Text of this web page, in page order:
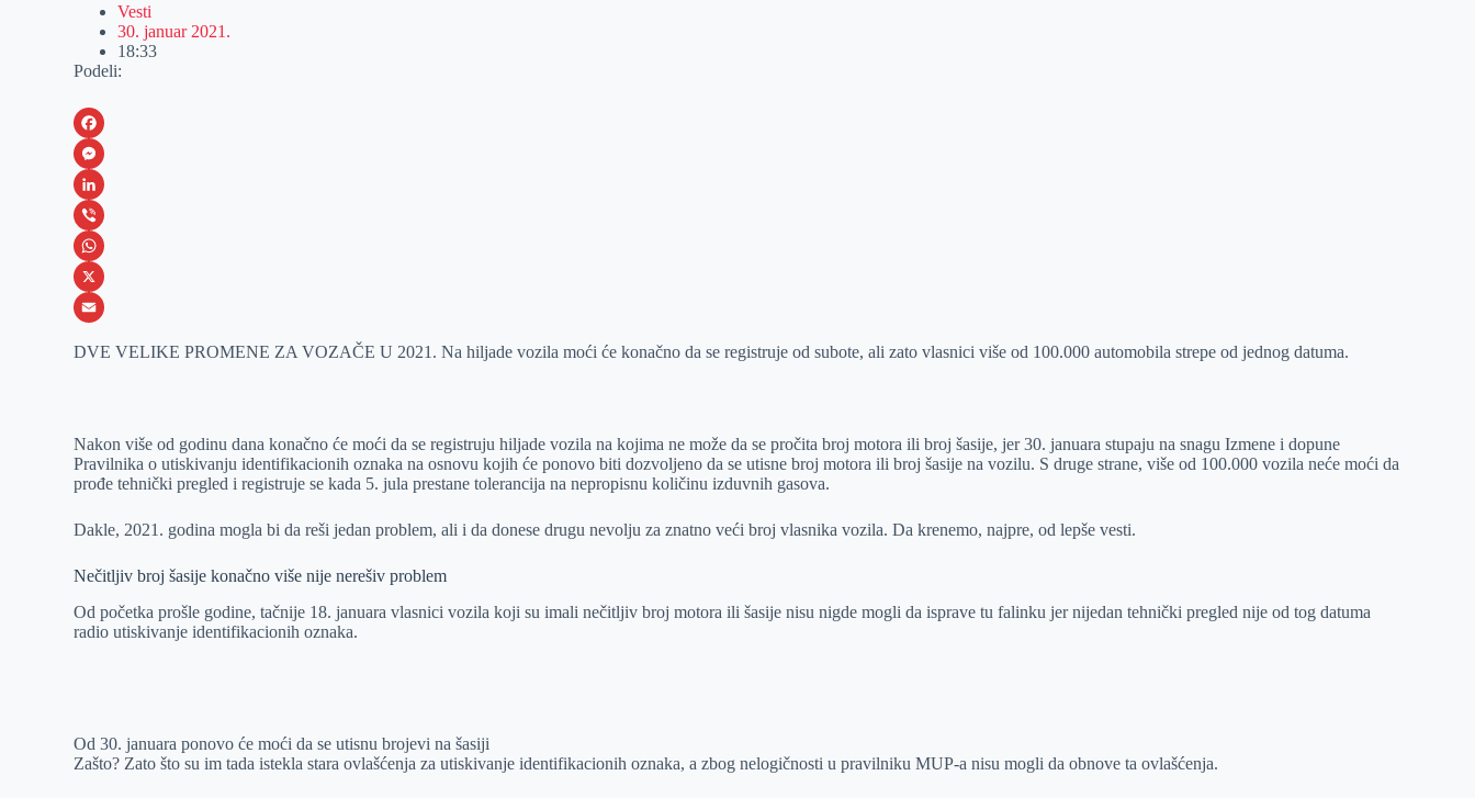
Vesti
30. januar 2021.
18:33
Podeli:
F
a
c
e
b
o
M
e
s
s
e
L
i
n
k
V
i
b
W
h
p
p
X
l
DVE VELIKE PROMENE ZA VOZAČE U 2021. Na hiljade vozila moći će konačno da se registruje od subote, ali zato vlasnici više od 100.000 automobila strepe od jednog datuma.
Nakon više od godinu dana konačno će moći da se registruju hiljade vozila na kojima ne može da se pročita broj motora ili broj šasije, jer 30. januara stupaju na snagu Izmene i dopune
Pravilnika o utiskivanju identifikacionih oznaka na osnovu kojih će ponovo biti dozvoljeno da se utisne broj motora ili broj šasije na vozilu. S druge strane, više od 100.000 vozila neće moći da
prođe tehnički pregled i registruje se kada 5. jula prestane tolerancija na nepropisnu količinu izduvnih gasova.
Dakle, 2021. godina mogla bi da reši jedan problem, ali i da donese drugu nevolju za znatno veći broj vlasnika vozila. Da krenemo, najpre, od lepše vesti.
Nečitljiv broj šasije konačno više nije nerešiv problem
Od početka prošle godine, tačnije 18. januara vlasnici vozila koji su imali nečitljiv broj motora ili šasije nisu nigde mogli da isprave tu falinku jer nijedan tehnički pregled nije od tog datuma
radio utiskivanje identifikacionih oznaka.
Od 30. januara ponovo će moći da se utisnu brojevi na šasiji
Zašto? Zato što su im tada istekla stara ovlašćenja za utiskivanje identifikacionih oznaka, a zbog nelogičnosti u pravilniku MUP-a nisu mogli da obnove ta ovlašćenja.